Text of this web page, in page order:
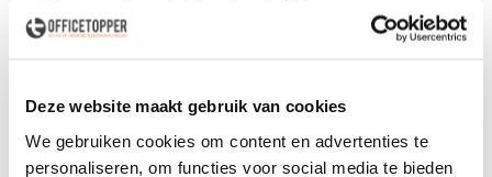
Deze website maakt gebruik van cookies
We gebruiken cookies om content en advertenties te
personaliseren, om functies voor social media te bieden
Voor zowel
Particulier als
Zakelijk
Professionele
Omschrijving